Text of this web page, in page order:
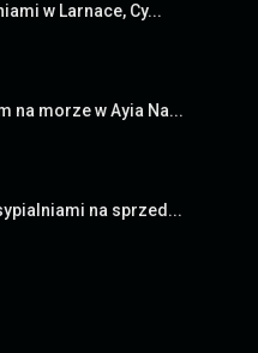
w Larnace, Cy...
na morze w Ayia Na...
na sprzed...